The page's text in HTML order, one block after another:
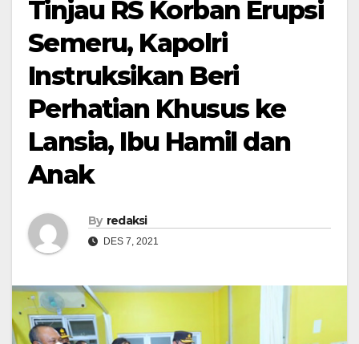
Tinjau RS Korban Erupsi
Semeru, Kapolri
Instruksikan Beri
Perhatian Khusus ke
Lansia, Ibu Hamil dan
Anak
By redaksi
DES 7, 2021